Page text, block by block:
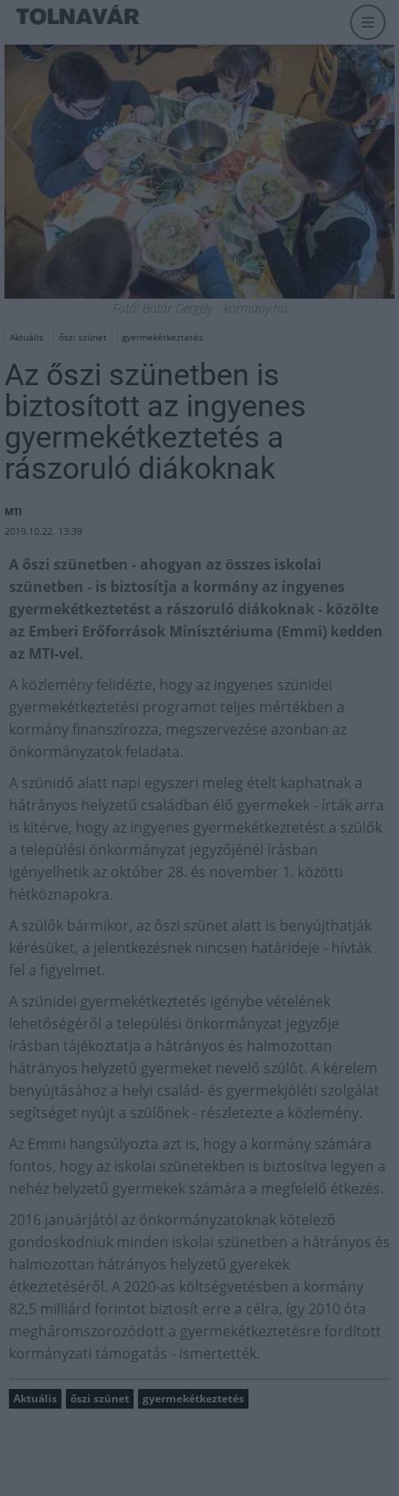
Fotó: Botár Gergely - kormany.hu
Aktuális őszi szünet gyermekétkeztetés
Az őszi szünetben is
biztosított az ingyenes
gyermekétkeztetés a
rászoruló diákoknak
MTI
2019.10.22. 13:39
A őszi szünetben - ahogyan az összes iskolai
szünetben - is biztosítja a kormány az ingyenes
gyermekétkeztetést a rászoruló diákoknak - közölte
az Emberi Erőforrások Minisztériuma (Emmi) kedden
az MTI-vel.
A közlemény felidézte, hogy az ingyenes szünidei
gyermekétkeztetési programot teljes mértékben a
kormány finanszírozza, megszervezése azonban az
önkormányzatok feladata.
A szünidő alatt napi egyszeri meleg ételt kaphatnak a
hátrányos helyzetű családban élő gyermekek - írták arra
is kitérve, hogy az ingyenes gyermekétkeztetést a szülők
a települési önkormányzat jegyzőjénél írásban
igényelhetik az október 28. és november 1. közötti
hétköznapokra.
A szülők bármikor, az őszi szünet alatt is benyújthatják
kérésüket, a jelentkezésnek nincsen határideje - hívták
fel a figyelmet.
A szünidei gyermekétkeztetés igénybe vételének
lehetőségéről a települési önkormányzat jegyzője
írásban tájékoztatja a hátrányos és halmozottan
hátrányos helyzetű gyermeket nevelő szülőt. A kérelem
benyújtásához a helyi család- és gyermekjóléti szolgálat
segítséget nyújt a szülőnek - részletezte a közlemény.
Az Emmi hangsúlyozta azt is, hogy a kormány számára
fontos, hogy az iskolai szünetekben is biztosítva legyen a
nehéz helyzetű gyermekek számára a megfelelő étkezés.
2016 januárjától az önkormányzatoknak kötelező
gondoskodniuk minden iskolai szünetben a hátrányos és
halmozottan hátrányos helyzetű gyerekek
étkeztetéséről. A 2020-as költségvetésben a kormány
82,5 milliárd forintot biztosít erre a célra, így 2010 óta
megháromszorozódott a gyermekétkeztetésre fordított
kormányzati támogatás - ismertették.
Aktuális őszi szünet gyermekétkeztetés